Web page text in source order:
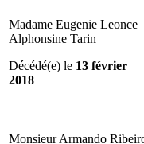
Madame Eugenie Leonce
Alphonsine Tarin
Décédé(e) le 13 février
2018
Monsieur Armando